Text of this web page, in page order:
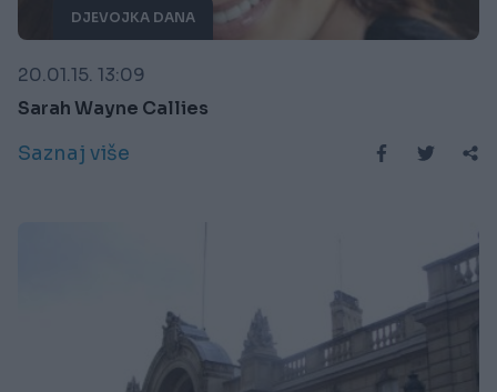
DJEVOJKA DANA
20.01.15. 13:09
Sarah Wayne Callies
Saznaj više